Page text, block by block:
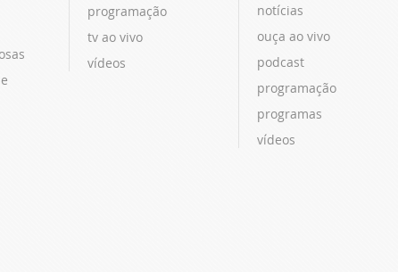
programação
tv ao vivo
vídeos
notícias
ouça ao vivo
podcast
programação
programas
vídeos